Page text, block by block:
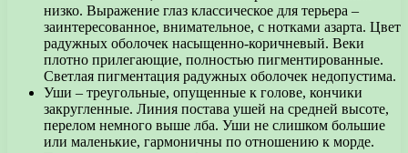
низко. Выражение глаз классическое для терьера –
заинтересованное, внимательное, с нотками азарта. Цвет
радужных оболочек насыщенно-коричневый. Веки
плотно прилегающие, полностью пигментированные.
Светлая пигментация радужных оболочек недопустима.
Уши – треугольные, опущенные к голове, кончики
закругленные. Линия постава ушей на средней высоте,
перелом немного выше лба. Уши не слишком большие
или маленькие, гармоничны по отношению к морде.